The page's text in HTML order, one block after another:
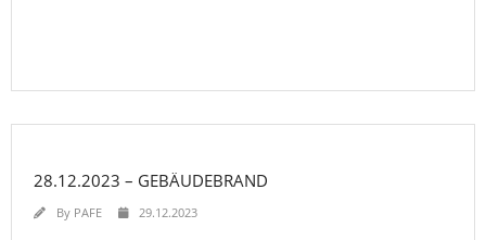
28.12.2023 – GEBÄUDEBRAND
By PAFE 29.12.2023